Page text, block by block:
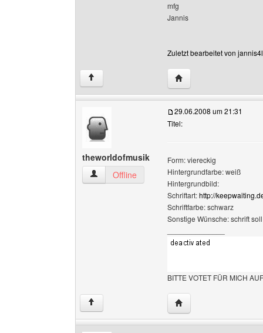
mfg
Jannis
Zuletzt bearbeitet von
↑ Website dieses
theworldofmusik
theworldofmusik Benutzer-Profile anzeigen
Offline
29.06.2008 um 21:31
Titel:
Form: viereckig
Hintergrundfarbe: weiß
Hintergrundbild:
Schriftart:http://
Schriftfarbe: schwarz
Sonstige Wünsche: schrift
BITTE VOTET FÜR MICH
↑ Website dieses